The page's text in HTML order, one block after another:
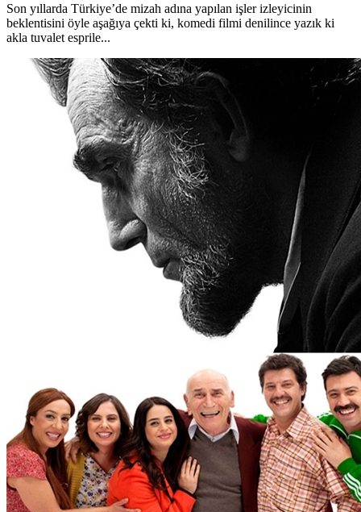
Son yıllarda Türkiye’de mizah adına yapılan işler izleyicinin
beklentisini öyle aşağıya çekti ki, komedi filmi denilince yazık ki
akla tuvalet esprile...